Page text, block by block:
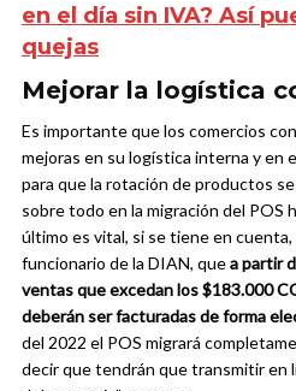
en el día sin IVA? Así
quejas
Mejorar la logística
Es importante que los comercios
mejoras en su logística interna y en
para que la rotación de productos
sobre todo en la migración del POS
último es vital, si se tiene en
funcionario de la DIAN, quea partir
ventas que excedan los $183.000
deberán ser facturadas de forma
del 2022 el POS migrará
decir que tendrán que transmitir en